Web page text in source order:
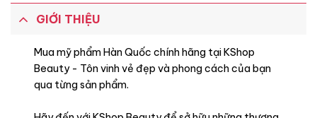
GIỚI THIỆU
Mua mỹ phẩm Hàn Quốc chính hãng tại KShop
Beauty - Tôn vinh vẻ đẹp và phong cách của bạn
qua từng sản phẩm.